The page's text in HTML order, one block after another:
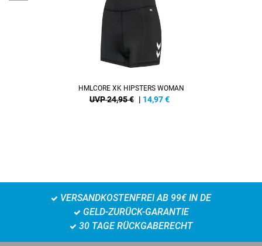
HMLCORE XK HIPSTERS WOMAN
UVP 24,95 € | 14,97€
VERSANDKOSTENFREI AB 99€ IN DE
GELD-ZURÜCK-GARANTIE
30 TAGE RÜCKGABERECHT